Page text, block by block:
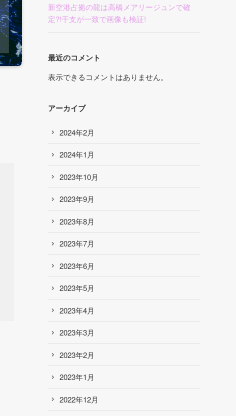
新空港占拠の龍は高橋メアリージュンで確
定?!干支が一致で画像も検証!
最近のコメント
表示できるコメントはありません。
アーカイブ
2024年2月
2024年1月
2023年10月
2023年9月
2023年8月
2023年7月
2023年6月
2023年5月
2023年4月
2023年3月
2023年2月
2023年1月
2022年12月